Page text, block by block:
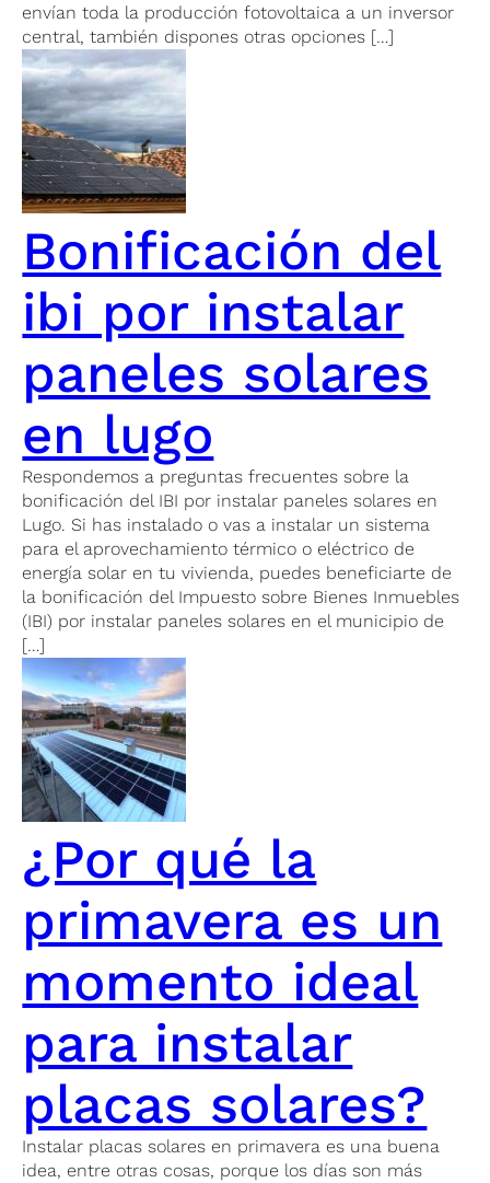
envían toda la producción fotovoltaica a un inversor
central, también dispones otras opciones […]
Bonificación del
ibi por instalar
paneles solares
en lugo
Respondemos a preguntas frecuentes sobre la
bonificación del IBI por instalar paneles solares en
Lugo. Si has instalado o vas a instalar un sistema
para el aprovechamiento térmico o eléctrico de
energía solar en tu vivienda, puedes beneficiarte de
la bonificación del Impuesto sobre Bienes Inmuebles
(IBI) por instalar paneles solares en el municipio de
[…]
¿Por qué la
primavera es un
momento ideal
para instalar
placas solares?
Instalar placas solares en primavera es una buena
idea, entre otras cosas, porque los días son más